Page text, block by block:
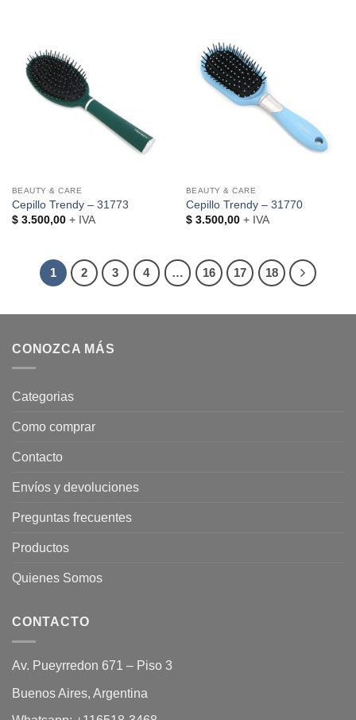
BEAUTY & CARE
Cepillo Trendy – 31773
$3.500,00+ IVA
BEAUTY & CARE
Cepillo Trendy – 31770
$3.500,00+ IVA
1 2 3 4 … 16 17 18
CONOZCA MÁS
Categorias
Como comprar
Contacto
Envíos y devoluciones
Preguntas frecuentes
Productos
Quienes Somos
CONTACTO
Av. Pueyrredon 671 – Piso 3
Buenos Aires, Argentina